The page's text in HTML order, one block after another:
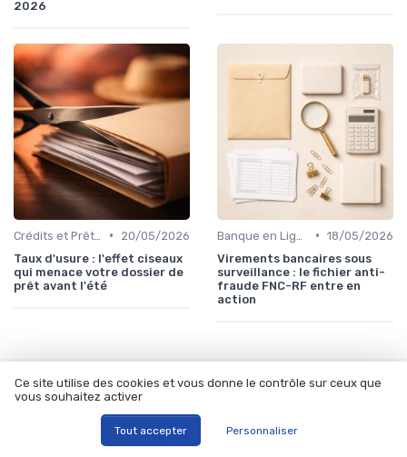
2026
•
20/05/2026
Taux d'usure : l'effet ciseaux
qui menace votre dossier de
prêt avant l'été
• 18/05/2026
Virements bancaires sous
surveillance : le fichier anti-
fraude FNC-RF entre en
action
Les articles par date
Octobre 2023
Ce site utilise des cookies et vous donne le contrôle sur ceux que
vous souhaitez activer
Tout accepter Personnaliser